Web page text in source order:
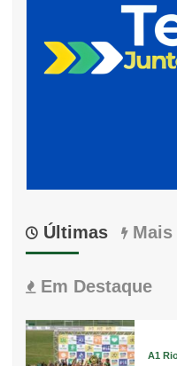
Últimas Mais
Em Destaque
A1